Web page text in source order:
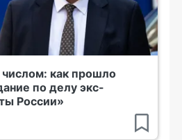
как прошло
по делу экс-
России»